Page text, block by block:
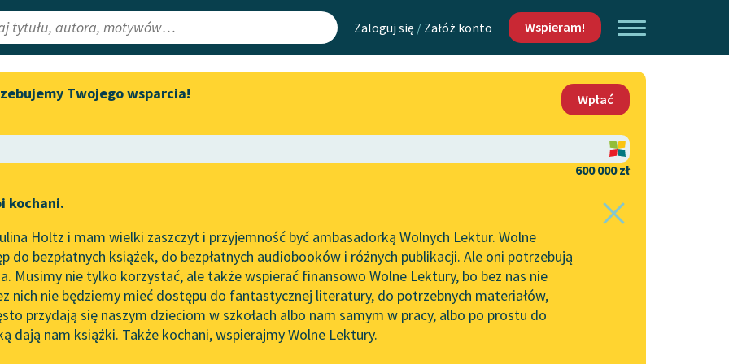
Zaloguj się / Załóż konto Wspieram!
Lektury
redakcyjne
Aktualności
Zapraszamy na spotkanie
literatury skandynawskiej
Wolne Lektury na 32.
Pol’and’Rock Festivalu
„Kochanek Lady Chatterley”
do słuchania na Wolnych
Lekturach
Nowy audiobook – „Marzenie
Mapa Wolnych Lektur
Leśmianator
API
OAI-PMH
Widget Wolnych Lektur
Kontakt
O projekcie
Zasady wykorzystania
Wolnych Lektur
Logotypy
Materiały promocyjne
Twojego wsparcia!
Wpłać
600 000 zł
kochani.
Holtz i mam wielki zaszczyt i przyjemność być ambasadorką Wolnych Lektur. Wolne
do bezpłatnych książek, do bezpłatnych audiobooków i różnych publikacji. Ale oni potrzebują
Musimy nie tylko korzystać, ale także wspierać finansowo Wolne Lektury, bo bez nas nie
nich nie będziemy mieć dostępu do fantastycznej literatury, do potrzebnych materiałów,
przydają się naszym dzieciom w szkołach albo nam samym w pracy, albo po prostu do
dają nam książki. Także kochani, wspierajmy Wolne Lektury.
✖ Autor nieznany✖